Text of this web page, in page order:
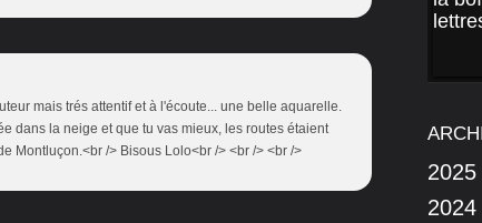
mais trés attentif et à l'écoute... une belle aquarelle.
dans la neige et que tu vas mieux, les routes étaient
Montluçon.<br /> Bisous Lolo<br /> <br /> <br />
2025
2024